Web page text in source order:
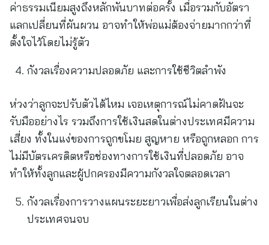
ค่าธรรมเนียมสูงถึงหลักพันบาทต่อครั้ง เมื่อรวมกับอัตรา
แลกเปลี่ยนที่ผันผวน อาจทำให้พ่อแม่ต้องจ่ายมากกว่าที่
ตั้งใจไว้โดยไม่รู้ตัว
กังวลเรื่องความปลอดภัย และการใช้ชีวิตลำพัง
ห่วงว่าลูกจะปรับตัวได้ไหม เจอเหตุการณ์ไม่คาดฝันจะ
รับมืออย่างไร รวมถึงการใช้เงินสดในต่างประเทศมีความ
เสี่ยง ทั้งในแง่ของการถูกขโมย สูญหาย หรือถูกหลอก การ
ไม่มีบัตรเครดิตหรือช่องทางการใช้เงินที่ปลอดภัย อาจ
ทำให้ทั้งลูกและผู้ปกครองมีความกังวลใจตลอดเวลา
กังวลเรื่องการวางแผนระยะยาวเพื่อส่งลูกเรียนในต่าง
ประเทศจนจบ